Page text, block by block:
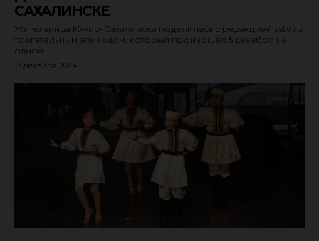
САХАЛИНСКЕ
Жительница Южно-Сахалинска поделилась с редакцией astv.ru
трогательным эпизодом, который произошёл 5 декабря на
одной...
17 декабря 2024